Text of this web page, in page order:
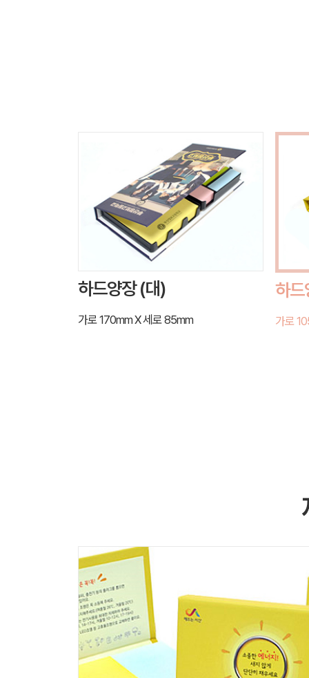
하드양장 (대)
가로 170mm X 세로 85mm
하드
가로